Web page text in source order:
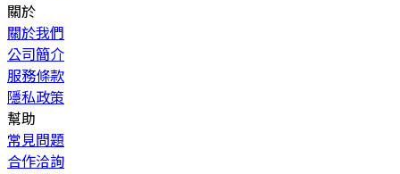
關於
關於我們
公司簡介
服務條款
隱私政策
幫助
常見問題
合作洽詢